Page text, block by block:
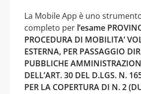
La Mobile App è uno
completo per l’esame
PROCEDURA DI MOBILITA’
ESTERNA, PER PASSAGGIO
PUBBLICHE
DELL’ART. 30 DEL D.LGS. N.
PER LA COPERTURA DI N. 2